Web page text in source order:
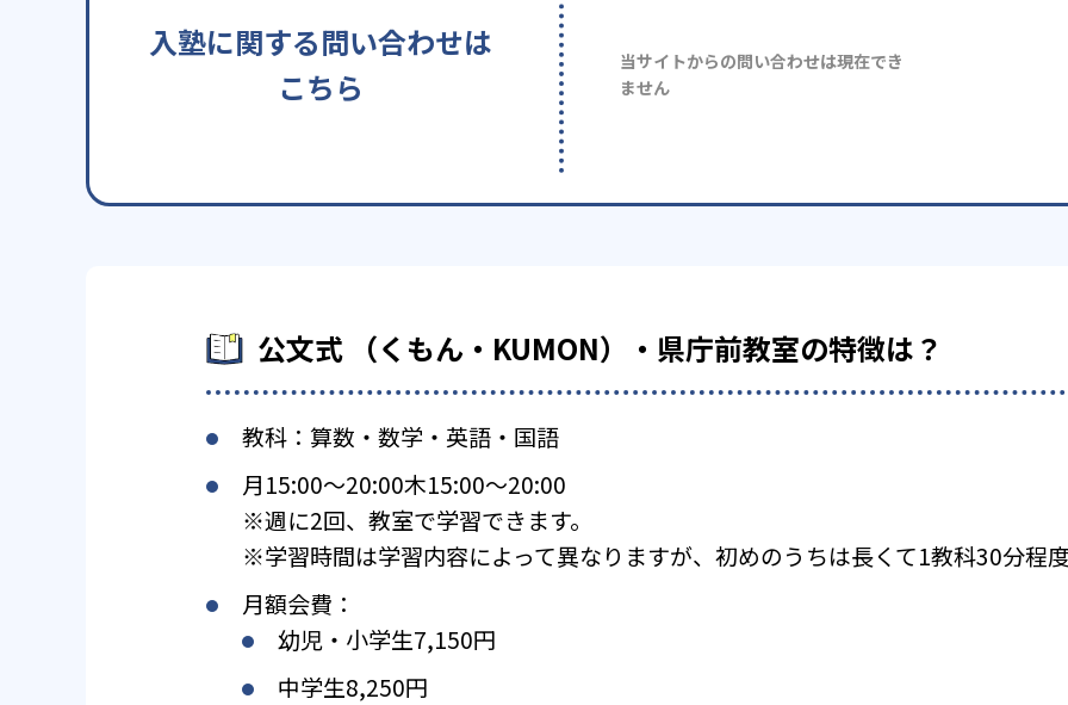
入塾に関する問い合わせは
こちら
当サイトからの問い合わせは現在でき
ません
公文式 （くもん・KUMON）・県庁前教室の特徴は？
教科：算数・数学・英語・国語
月15:00〜20:00木15:00〜20:00
※週に2回、教室で学習できます。
※学習時間は学習内容によって異なりますが、初めのうちは長くて1教科30分程
月額会費：
幼児・小学生7,150円
中学生8,250円